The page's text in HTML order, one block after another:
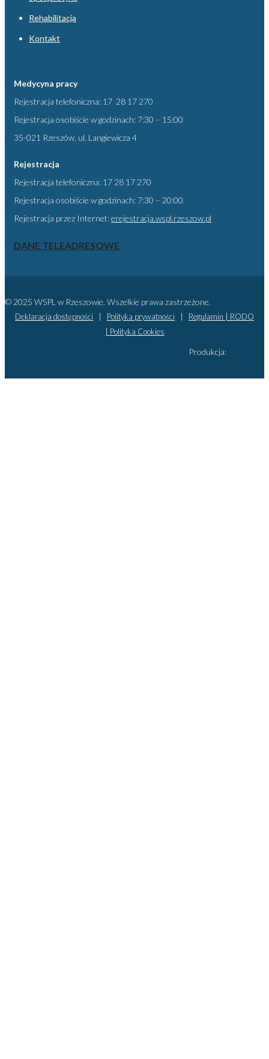
Rehabilitacja
Kontakt
Medycyna pracy
Rejestracja telefoniczna: 17 28 17 270
Rejestracja osobiście w godzinach: 7:30 – 15:00
35-021 Rzeszów, ul. Langiewicza 4
Rejestracja
Rejestracja telefoniczna: 17 28 17 270
Rejestracja osobiście w godzinach: 7:30 – 20:00
Rejestracja przez Internet:erejestracja.wspl.rzeszow.pl
DANE TELEADRESOWE
© 2025 WSPL w Rzeszowie. Wszelkie prawa zastrzeżone.
Deklaracja dostępności Polityka prywatności Regulamin | RODO
Polityka Cookies
Produkcja: